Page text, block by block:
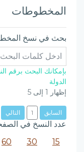
المخطوطات
بحث في نسخ
بإمكانك البحث برقم
الدولة
إظهار 1 إلى 5
السابق 1 التالي
عدد النسخ في
15
30
60